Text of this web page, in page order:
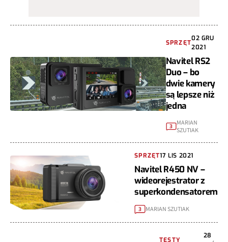
SPRZĘT
02 GRU
2021
Navitel RS2
Duo – bo
dwie kamery
są lepsze niż
jedna
3 MARIAN
SZUTIAK
SPRZĘT17 LIS 2021
Navitel R450 NV –
wideorejestrator z
superkondensatorem
3 MARIAN SZUTIAK
TESTY
28